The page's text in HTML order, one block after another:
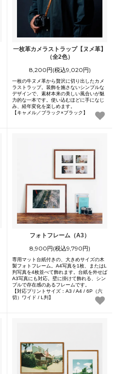
一枚革カメラストラップ【ヌメ革】
（全2色）
8,200円(税込9,020円)
一枚の牛ヌメ革から贅沢に切り出したカメ
ラストラップ。装飾を施さないシンプルな
デザインで、素材本来の美しい風合いが魅
力的な一本です。使い込むほどに手になじ
み、経年変化を楽しめます。
【キャメル／ブラック×ブラック】
フォトフレーム（A3）
8,900円(税込9,790円)
専用マット台紙付きの、大きめサイズの木
製フォトフレーム。A4写真を1枚、またはL
判写真を4枚並べて飾れます。台紙を外せば
A3写真にも対応。壁に掛けて飾れる、シン
プルで存在感のあるフレームです。
【対応プリントサイズ：A3 / A4 / 6P（六
切）ワイド / L判】